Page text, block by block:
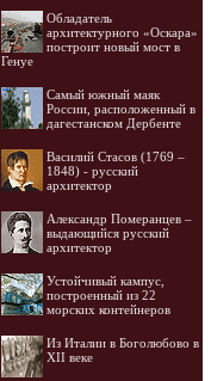
Обладатель
архитектурного «Оскара»
построит новый мост в
Генуе
Самый южный маяк
России, расположенный в
дагестанском Дербенте
Василий Стасов (1769 –
1848) - русский
архитектор
Александр Померанцев –
выдающийся русский
архитектор
Устойчивый кампус,
построенный из 22
морских контейнеров
Из Италии в Боголюбово в
XII веке